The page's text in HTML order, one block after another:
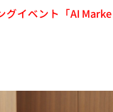
グイベント「AI Marke